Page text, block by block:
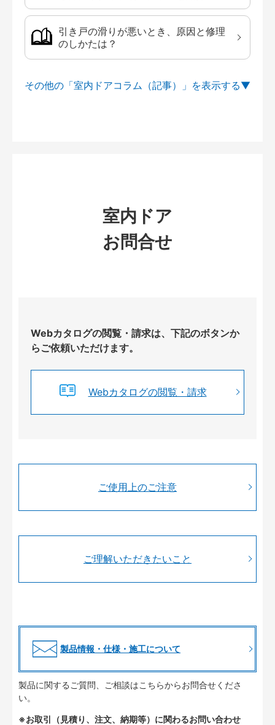
引き戸の滑りが悪いとき、原因と修理
のしかたは？
その他の「室内ドアコラム（記事）」を
室内ドア
お問合せ
Webカタログの閲覧・請求は、下記のボタンか
らご依頼いただけます。
Webカタログの閲覧・請求
ご使用上のご注意
ご理解いただきたいこと
製品情報・仕様・施工について
製品に関するご質問、ご相談はこちらからお問合せくださ
い。
※お取引（見積り、注文、納期等）に関わるお問い合わせ